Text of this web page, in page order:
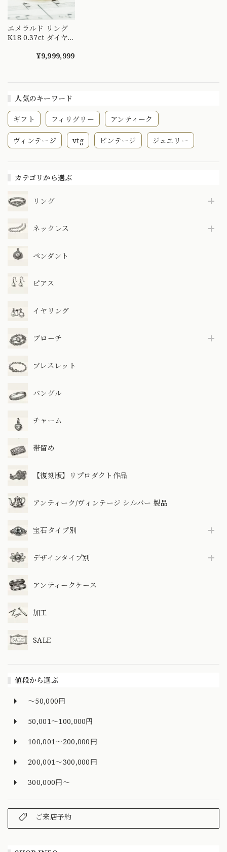
人気のキーワード
ギフト フィリグリー アンティーク
ヴィンテージ vtg ビンテージ ジュエリー
カテゴリから選ぶ
リング
ネックレス
ペンダント
ピアス
イヤリング
ブローチ
ブレスレット
バングル
チャーム
帯留め
【復刻版】リプロダクト作品
アンティーク/ヴィンテージ シルバー 製品
宝石タイプ別
デザインタイプ別
アンティークケース
加工
SALE
値段から選ぶ
～50,000円
50,001～100,000円
100,001～200,000円
200,001～300,000円
300,000円～
ご来店予約
エメラルド リング
K18 0.37ct ダイヤ
ンデザイン ヴィン
¥9,999,999